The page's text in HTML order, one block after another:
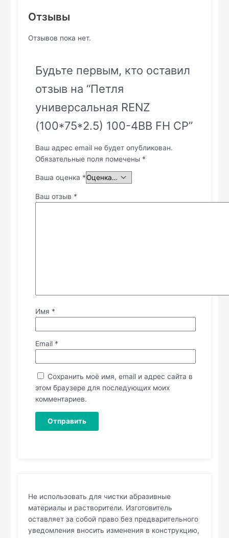
Отзывы
Отзывов пока нет.
Будьте первым, кто оставил
отзыв на “Петля
универсальная RENZ
(100*75*2.5) 100-4BB FH CP”
Ваш адрес email не будет опубликован.
Обязательные поля помечены *
Ваша оценка *
Ваш отзыв *
Имя *
Email *
Сохранить моё имя, email и адрес сайта в
этом браузере для последующих моих
комментариев.
Не использовать для чистки абразивные
материалы и растворители. Изготовитель
оставляет за собой право без предварительного
уведомления вносить изменения в конструкцию,